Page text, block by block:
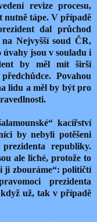
revize procesu,
nutně tápe. V případě
dal průchod
Nejvyšší soud ČR,
jsou v souladu i
by měl mít širší
Povahou
lidu a měl by být pro
kacířství
by nebyli potěšeni
republiky.
ale liché, protože to
ji zbouráme“: političtí
prezidenta
už, tak v případě